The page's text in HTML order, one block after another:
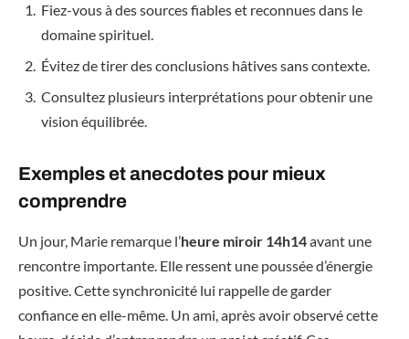
Fiez-vous à des sources fiables et reconnues dans le
domaine spirituel.
Évitez de tirer des conclusions hâtives sans contexte.
Consultez plusieurs interprétations pour obtenir une
vision équilibrée.
Exemples et anecdotes pour mieux
comprendre
Un jour, Marie remarque l’heure miroir 14h14avant une
rencontre importante. Elle ressent une poussée d’énergie
positive. Cette synchronicité lui rappelle de garder
confiance en elle-même. Un ami, après avoir observé cette